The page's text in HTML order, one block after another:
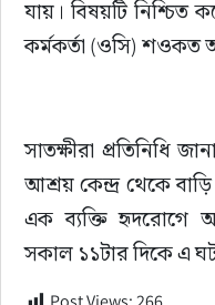
যায়। বিষয়টি নিশ্চিত
কর্মকর্তা (ওসি) শওকত
সাতক্ষীরা প্রতিনিধি
আশ্রয় কেন্দ্র থেকে
এক ব্যক্তি হৃদরোগে
সকাল ১১টার দিকে এ